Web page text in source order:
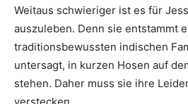
Weitaus schwieriger ist es für
auszuleben. Denn sie entstammt
traditionsbewussten indischen
untersagt, in kurzen Hosen auf
stehen. Daher muss sie ihre